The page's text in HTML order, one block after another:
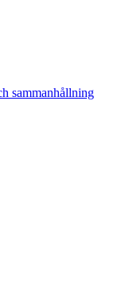
sammanhållning